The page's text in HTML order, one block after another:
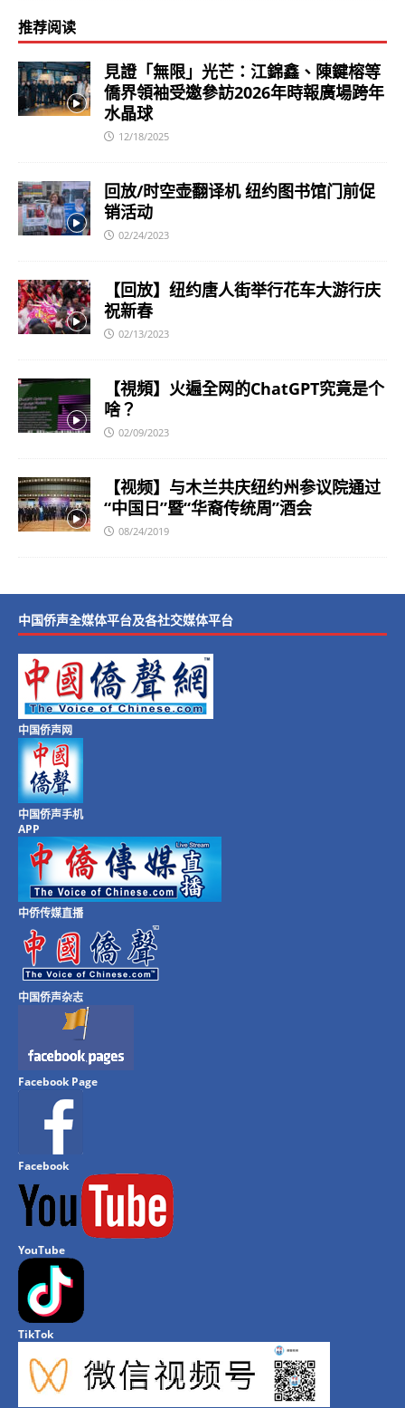
推荐阅读
見證「無限」光芒：江錦鑫、陳鍵榕等
僑界領袖受邀參訪2026年時報廣場跨年
水晶球
12/18/2025
回放/时空壶翻译机 纽约图书馆门前促
销活动
02/24/2023
【回放】纽约唐人街举行花车大游行庆
祝新春
02/13/2023
【視頻】火遍全网的ChatGPT究竟是个
啥？
02/09/2023
【视频】与木兰共庆纽约州参议院通过
“中国日”暨“华裔传统周”酒会
08/24/2019
中国侨声全媒体平台及各社交媒体平台
中国侨声网
中国侨声手机
APP
中侨传媒直播
中国侨声杂志
Facebook Page
Facebook
YouTube
TikTok